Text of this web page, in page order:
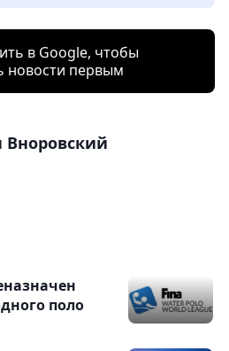
в Google, чтобы
новости первым
Вноровский
поло